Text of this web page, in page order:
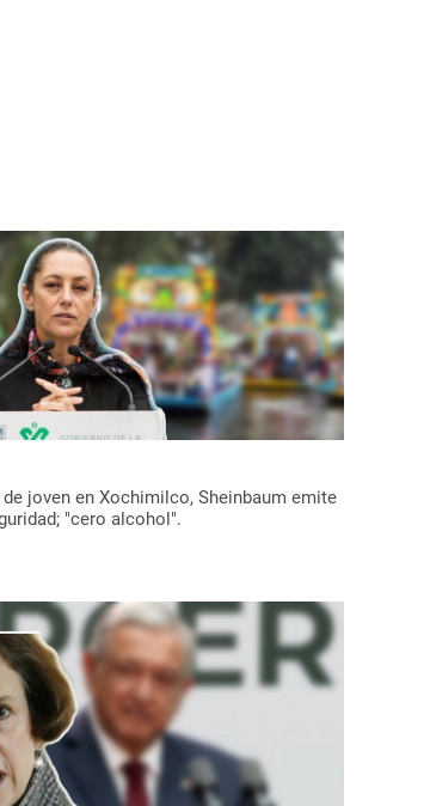
joven en Xochimilco, Sheinbaum emite
"cero alcohol".